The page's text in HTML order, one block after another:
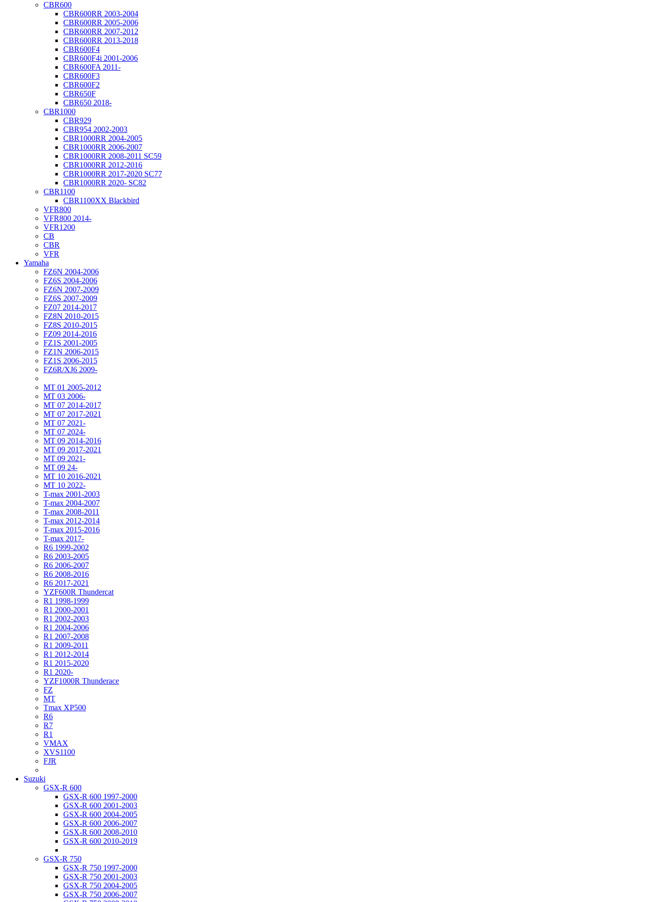
CBR600
CBR600RR 2003-2004
CBR600RR 2005-2006
CBR600RR 2007-2012
CBR600RR 2013-2018
CBR600F4
CBR600F4i 2001-2006
CBR600FA 2011-
CBR600F3
CBR600F2
CBR650F
CBR650 2018-
CBR1000
CBR929
CBR954 2002-2003
CBR1000RR 2004-2005
CBR1000RR 2006-2007
CBR1000RR 2008-2011 SC59
CBR1000RR 2012-2016
CBR1000RR 2017-2020 SC77
CBR1000RR 2020- SC82
CBR1100
CBR1100XX Blackbird
VFR800
VFR800 2014-
VFR1200
CB
CBR
VFR
Yamaha
FZ6N 2004-2006
FZ6S 2004-2006
FZ6N 2007-2009
FZ6S 2007-2009
FZ07 2014-2017
FZ8N 2010-2015
FZ8S 2010-2015
FZ09 2014-2016
FZ1S 2001-2005
FZ1N 2006-2015
FZ1S 2006-2015
FZ6R/XJ6 2009-
MT 01 2005-2012
MT 03 2006-
MT 07 2014-2017
MT 07 2017-2021
MT 07 2021-
MT 07 2024-
MT 09 2014-2016
MT 09 2017-2021
MT 09 2021-
MT 09 24-
MT 10 2016-2021
MT 10 2022-
T-max 2001-2003
T-max 2004-2007
T-max 2008-2011
T-max 2012-2014
T-max 2015-2016
T-max 2017-
R6 1999-2002
R6 2003-2005
R6 2006-2007
R6 2008-2016
R6 2017-2021
YZF600R Thundercat
R1 1998-1999
R1 2000-2001
R1 2002-2003
R1 2004-2006
R1 2007-2008
R1 2009-2011
R1 2012-2014
R1 2015-2020
R1 2020-
YZF1000R Thunderace
FZ
MT
Tmax XP500
R6
R7
R1
VMAX
XVS1100
FJR
Suzuki
GSX-R 600
GSX-R 600 1997-2000
GSX-R 600 2001-2003
GSX-R 600 2004-2005
GSX-R 600 2006-2007
GSX-R 600 2008-2010
GSX-R 600 2010-2019
GSX-R 750
GSX-R 750 1997-2000
GSX-R 750 2001-2003
GSX-R 750 2004-2005
GSX-R 750 2006-2007